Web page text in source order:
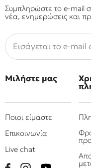
Συμπληρώστε το e-mail
νέα, ενημερώσεις και
Μιλήστε μας
Ποιοι είμαστε
Επικοινωνία
Live chat